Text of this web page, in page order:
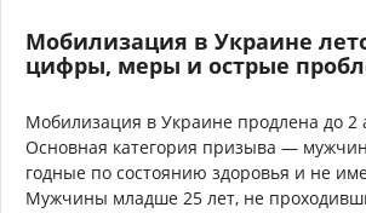
Мобилизация в Украине
цифры, меры и острые
Мобилизация в Украине продлена до 2
Основная категория призыва —
годные по состоянию здоровья и не
Мужчины младше 25 лет, не